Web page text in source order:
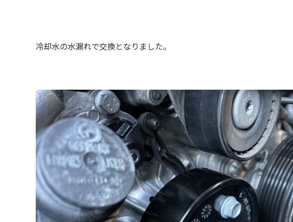
冷却水の水漏れで交換となりました。